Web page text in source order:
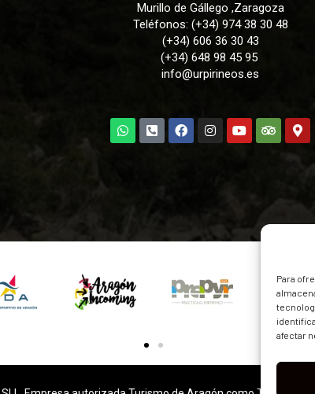
Para
afectar
Murillo de Gállego ,Zaragoza
Teléfonos: (+34) 974 38 30 48
(+34) 606 36 30 43
(+34) 648 98 45 95
info@urpirineos.es